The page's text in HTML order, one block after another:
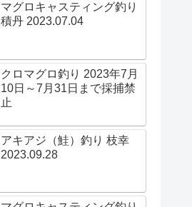
マグロキャスティング釣り
積丹 2023.07.04
クロマグロ釣り 2023年7月
10日～7月31日まで採捕禁
止
アキアジ（鮭）釣り 枝幸
2023.09.28